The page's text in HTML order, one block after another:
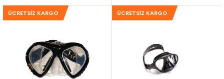
ÜCRETSIZ KARGO ÜCRETSIZ KARGO